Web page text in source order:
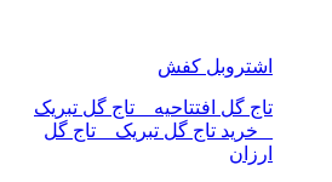
اشتروبل کفش
تاج گل افتتاحیه _ تاج گل تبریک
_ خرید تاج گل تبریک _ تاج گل
ارزان